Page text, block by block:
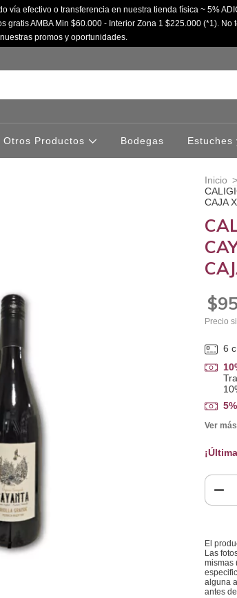
vía efectivo o transferencia en nuestra tienda física ~ 5%
gratis AMBA Min $60.000 - Interior Zona 1 $225.000 (*1). No
nuestras promos y oportunidades.
Otros Productos Bodegas Estuches
Inicio >
CAJA
Precio
6
Ver
El
Las
mismas
alguna
antes